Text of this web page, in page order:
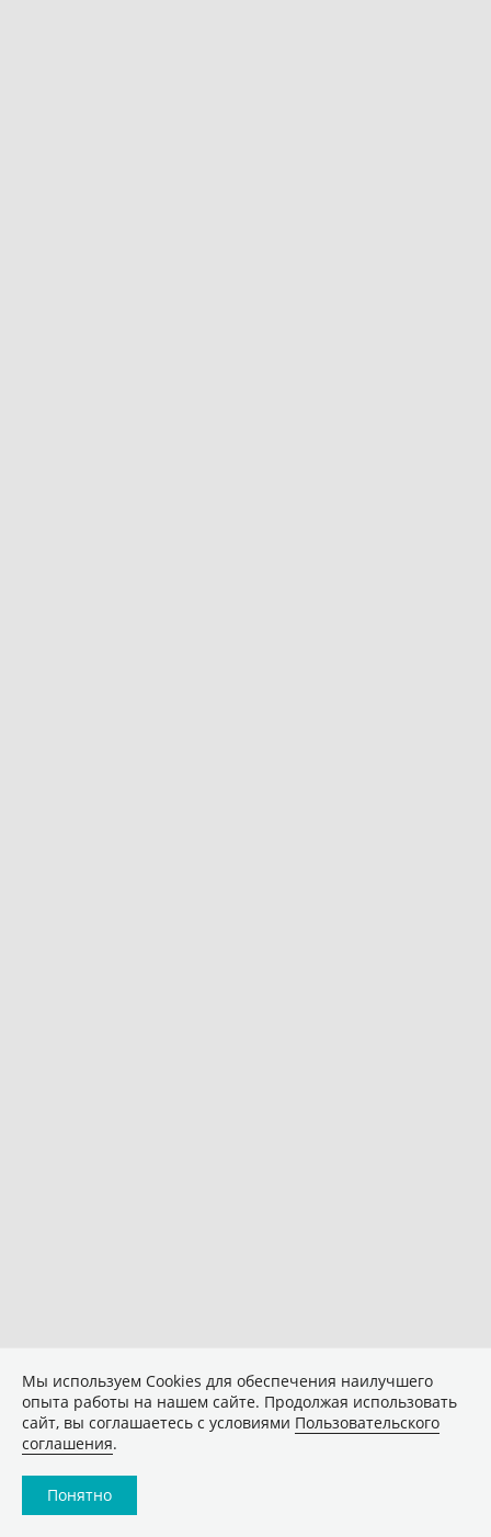
Мы используем Сookies для обеспечения наилучшего
опыта работы на нашем сайте. Продолжая использовать
сайт, вы соглашаетесь с условиями Пользовательского
соглашения.
Понятно